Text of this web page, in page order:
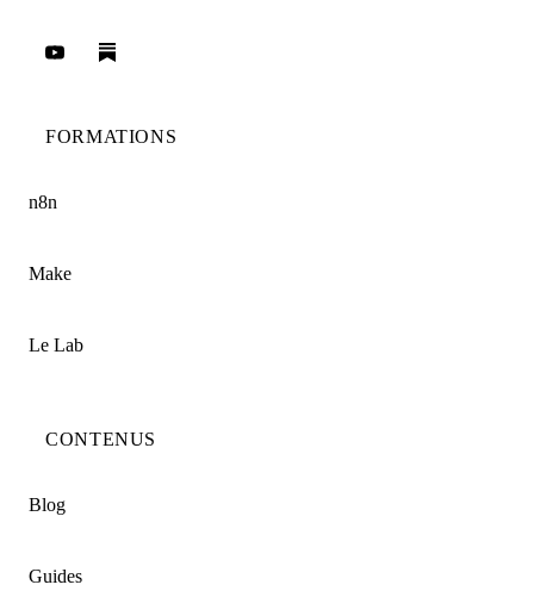
FORMATIONS
n8n
Make
Le Lab
CONTENUS
Blog
Guides